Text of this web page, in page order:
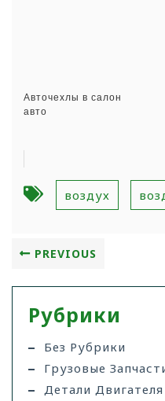
Авточехлы в салон
авто
воздух
PREVIOUS
Рубрики
Без Рубрики
Грузовые
Детали Двигателя